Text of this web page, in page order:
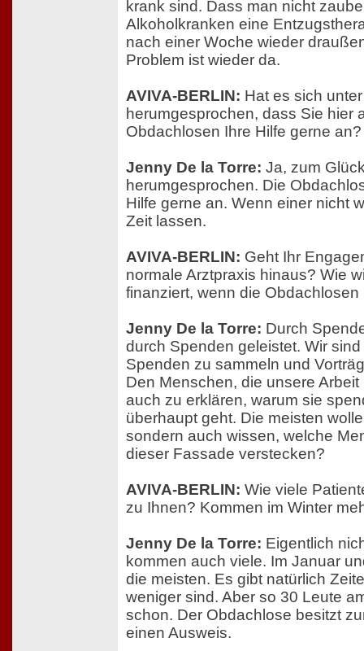
krank sind. Dass man nicht
Alkoholkranken eine
nach einer Woche wieder
Problem ist wieder da.
AVIVA-BERLIN: Hat es sich
herumgesprochen, dass Sie hier
Obdachlosen Ihre Hilfe gerne an?
Jenny De la Torre: Ja, zum
herumgesprochen. Die
Hilfe gerne an. Wenn einer nicht
Zeit lassen.
AVIVA-BERLIN: Geht Ihr
normale Arztpraxis hinaus? Wie
finanziert, wenn die
Jenny De la Torre: Durch
durch Spenden geleistet. Wir
Spenden zu sammeln und
Den Menschen, die unsere
auch zu erklären, warum sie
überhaupt geht. Die meisten
sondern auch wissen, welche
dieser Fassade verstecken?
AVIVA-BERLIN: Wie viele
zu Ihnen? Kommen im Winter
Jenny De la Torre: Eigentlich
kommen auch viele. Im Januar
die meisten. Es gibt natürlich
weniger sind. Aber so 30 Leute
schon. Der Obdachlose besitzt
einen Ausweis.